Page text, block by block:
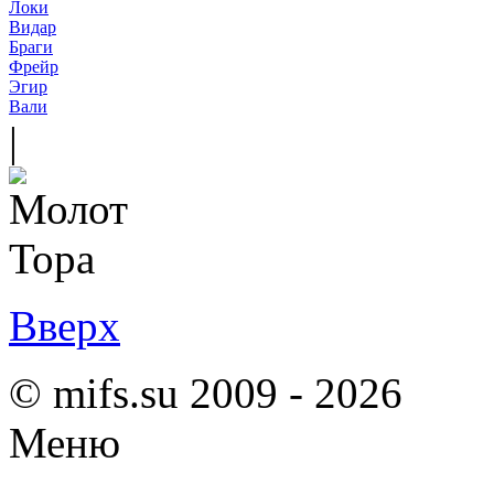
Локи
Видар
Браги
Фрейр
Эгир
Вали
|
Вверх
© mifs.su 2009 - 2026
Меню